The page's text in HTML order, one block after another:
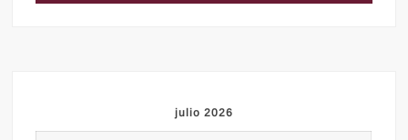
julio 2026